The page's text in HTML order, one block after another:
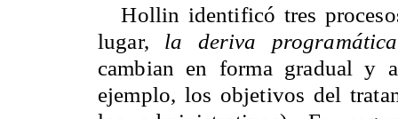
Hollin identificó tres
lugar, la deriva programática
cambian en forma gradual y
ejemplo, los objetivos del